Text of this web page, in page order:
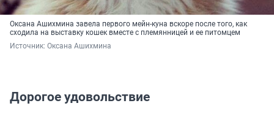
Оксана Ашихмина завела первого мейн-куна вскоре после того, как
сходила на выставку кошек вместе с племянницей и ее питомцем
Источник: Оксана Ашихмина
Дорогое удовольствие